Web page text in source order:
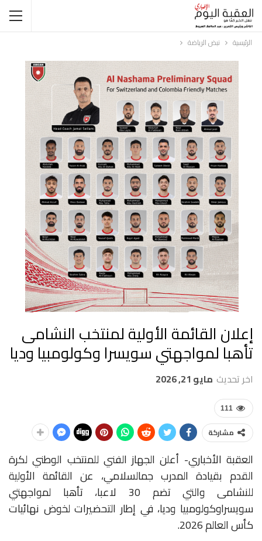
الرئيسية نبض الرياضة
إعلان القائمة الأولية لمنتخب النشامى
تأهبا لمواجهتي سويسرا وكولومبيا وديا
اخر تحديث مايو 21, 2026
111
مشاركة
العقبة الأخباري- أعلن الجهاز الفني للمنتخب الوطني لكرة
القدم بقيادة المدرب جمالسلامي، عن القائمة الأولية
للنشامى
والتي تضم لاعبا، تأهبا
لمواجهتي
سويسراوكولومبيا وديا، في إطار التحضيرات لخوض نهائيات
كأسالعالم